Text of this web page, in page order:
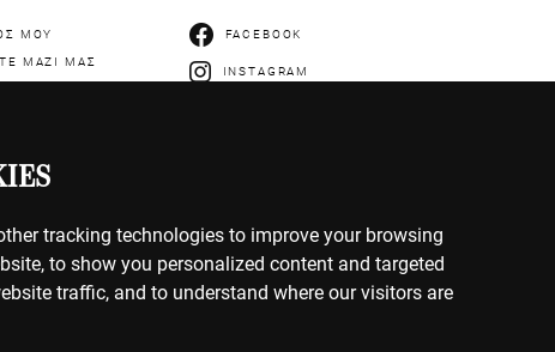
tracking technologies to improve your browsing
to show you personalized content and targeted
traffic, and to understand where our visitors are
ΜΟΥ
ΜΑΖΙ ΜΑΣ
FACEBOOK
INSTAGRAM